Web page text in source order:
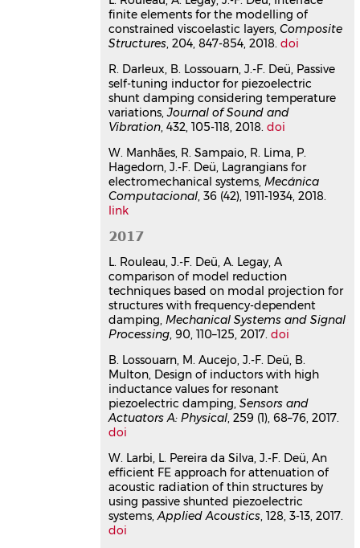
Article dans une revue hal-
04017577v1
Experimental analysis of
nonlinear resonances in
piezoelectric plates with
geometric nonlinearities
Arthur Givois,Christophe Giraud-
Audine,Jean-François Deü
Thomas
Nonlinear Dynamics , 2020, 102 (3),
pp.1451-1462.⟨10.1007/s11071-020-
05997-6⟩
03781157v1
polymeric foams: Experiments
and modeling
Isadora R. Henriques,Lucie Rouleau,
Daniel A. Castello,Lavinia A. Borges
Jean-François Deü
Mechanics of Materials, 2020, 148,
pp.103506.
⟨10.1016/j.mechmat.2020.103506⟩
Article dans une revue hal-
03202403v1
Broadband vibration damping of
piezoelectric coupling to their
electrical analogues
Robin Darleux,Boris Lossouarn ,Jean-
François Deü
Smart Materials and Structures
finite elements for the modelling of
constrained viscoelastic layers,Composite
Structures, 204, 847-854, 2018.doi
R. Darleux, B. Lossouarn, J.-F. Deü, Passive
self-tuning inductor for piezoelectric
shunt damping considering temperature
variations,Journal of Sound and
Vibration, 432, 105-118, 2018.doi
W. Manhães, R. Sampaio, R. Lima, P.
Hagedorn, J.-F. Deü, Lagrangians for
electromechanical systems,Mecánica
Computacional, 36 (42), 1911-1934, 2018.
link
2017
L. Rouleau, J.-F. Deü, A. Legay, A
comparison of model reduction
techniques based on modal projection for
structures with frequency-dependent
damping,Mechanical Systems and Signal
Processing, 90, 110–125, 2017.doi
B. Lossouarn, M. Aucejo, J.-F. Deü, B.
Multon, Design of inductors with high
inductance values for resonant
piezoelectric damping,Sensors and
Actuators A: Physical, 259 (1), 68–76, 2017.
doi
W. Larbi, L. Pereira da Silva, J.-F. Deü, An
efficient FE approach for attenuation of
acoustic radiation of thin structures by
using passive shunted piezoelectric
systems,Applied Acoustics, 128, 3-13, 2017.
doi